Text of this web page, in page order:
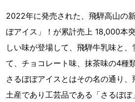
2022年に発売された、飛騨高山の
ぼアイス」！が累計売上 18,000本
しい味が登場して、飛騨牛乳味と、
て、チョコレート味、抹茶味の4種
さるぼぼアイスとはその名の通り
土産であり工芸品である「さるぼぼ